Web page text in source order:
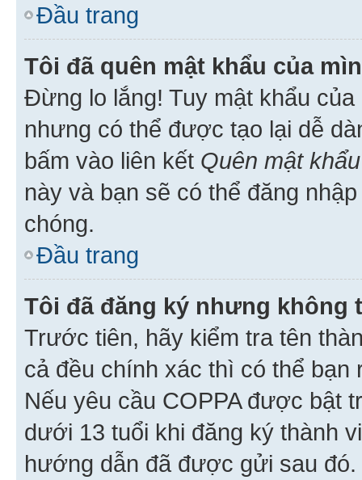
Đầu trang
Tôi đã quên mật khẩu của
Đừng lo lắng! Tuy mật khẩu
nhưng có thể được tạo lại dễ
bấm vào liên kết Quên mật khẩu
này và bạn sẽ có thể đăng
chóng.
Đầu trang
Tôi đã đăng ký nhưng không
Trước tiên, hãy kiểm tra tên
cả đều chính xác thì có thể
Nếu yêu cầu COPPA được bật
dưới 13 tuổi khi đăng ký thành
hướng dẫn đã được gửi sau